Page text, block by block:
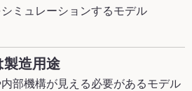
ミュレーションするモデル
製造用途
部機構が見える必要があるモデル